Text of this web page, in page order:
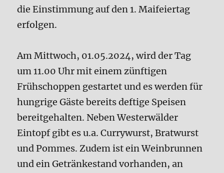
die Einstimmung auf den 1. Maifeiertag
erfolgen.
Am Mittwoch, 01.05.2024, wird der Tag
um 11.00 Uhr mit einem zünftigen
Frühschoppen gestartet und es werden für
hungrige Gäste bereits deftige Speisen
bereitgehalten. Neben Westerwälder
Eintopf gibt es u.a. Currywurst, Bratwurst
und Pommes. Zudem ist ein Weinbrunnen
und ein Getränkestand vorhanden, an